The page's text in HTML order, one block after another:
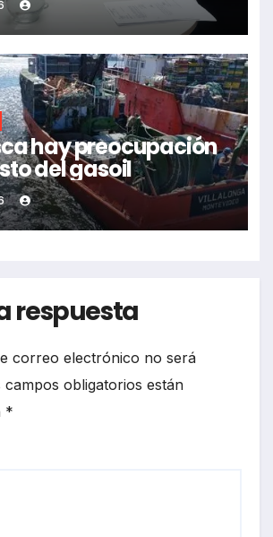
hay preocupación
del gasoil
respuesta
correo electrónico no será
campos obligatorios están
*